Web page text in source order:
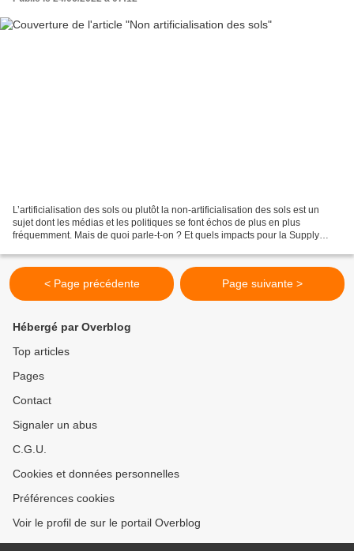
L’artificialisation des sols ou plutôt la non-artificialisation des sols est un
sujet dont les médias et les politiques se font échos de plus en plus
fréquemment. Mais de quoi parle-t-on ? Et quels impacts pour la Supply
< Page précédente Page suivante >
Hébergé par Overblog
Top articles
Pages
Contact
Signaler un abus
C.G.U.
Cookies et données personnelles
Préférences cookies
Voir le profil de sur le portail Overblog